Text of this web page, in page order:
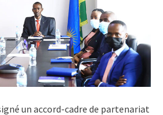
un accord-cadre de partenariat